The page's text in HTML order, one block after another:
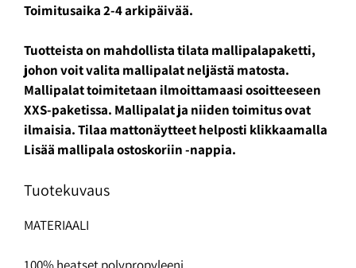
Toimitusaika 2-4 arkipäivää.
Tuotteista on mahdollista tilata mallipalapaketti,
johon voit valita mallipalat neljästä matosta.
Mallipalat toimitetaan ilmoittamaasi osoitteeseen
XXS-paketissa. Mallipalat ja niiden toimitus ovat
ilmaisia. Tilaa mattonäytteet helposti klikkaamalla
Lisää mallipala ostoskoriin -nappia.
Tuotekuvaus
MATERIAALI